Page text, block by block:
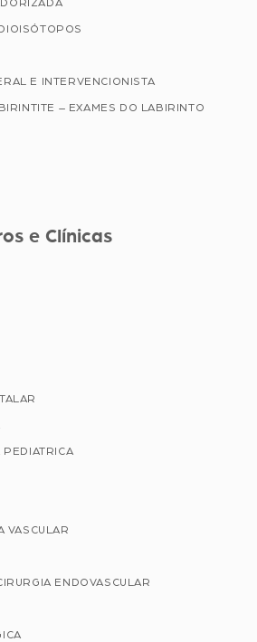
E INTERVENCIONISTA
– EXAMES DO LABIRINTO
e Clínicas
PEDIATRICA
VASCULAR
ENDOVASCULAR